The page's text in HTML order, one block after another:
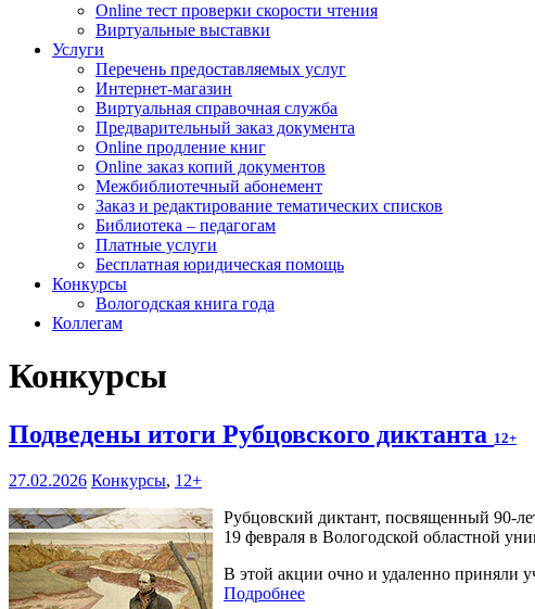
Online тест проверки скорости чтения
Виртуальные выставки
Услуги
Перечень предоставляемых услуг
Интернет-магазин
Виртуальная справочная служба
Предварительный заказ документа
Online продление книг
Online заказ копий документов
Межбиблиотечный абонемент
Заказ и редактирование тематических списков
Библиотека – педагогам
Платные услуги
Бесплатная юридическая помощь
Конкурсы
Вологодская книга года
Коллегам
Конкурсы
Подведены итоги Рубцовского диктанта 12+
27.02.2026 Конкурсы, 12+
Рубцовский диктант, посвященный 90-
19 февраля в Вологодской областной
В этой акции очно и удаленно приняли
Подробнее